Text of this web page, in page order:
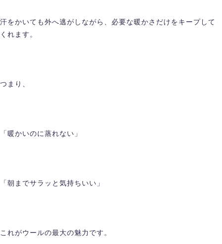
汗をかいても外へ逃がしながら、必要な暖かさだけをキープして
くれます。
つまり、
「暖かいのに蒸れない」
「朝までサラッと気持ちいい」
これがウールの最大の魅力です。